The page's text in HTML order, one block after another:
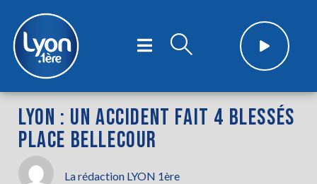
LYON : UN ACCIDENT FAIT 4 BLESSÉS
PLACE BELLECOUR
La rédaction LYON 1ère